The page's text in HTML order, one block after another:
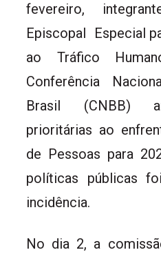
fevereiro,
Episcopal Especial
ao Tráfico
Conferência
Brasil (CNBB)
prioritárias ao
de Pessoas para
políticas públicas
incidência.
No dia 2, a